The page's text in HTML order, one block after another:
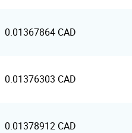
0.01367864 CAD
0.01376303 CAD
0.01378912 CAD